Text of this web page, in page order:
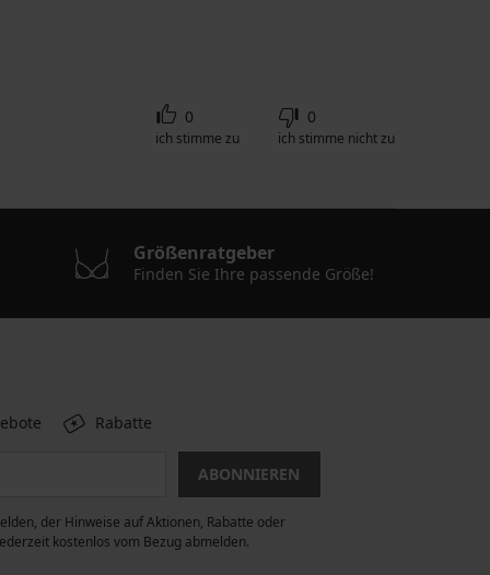
0
ich stimme zu
0
ich stimme nicht zu
Größenratgeber
Finden Sie Ihre passende Größe!
Rabatte
ABONNIEREN
der Hinweise auf Aktionen, Rabatte oder
kostenlos vom Bezug abmelden.